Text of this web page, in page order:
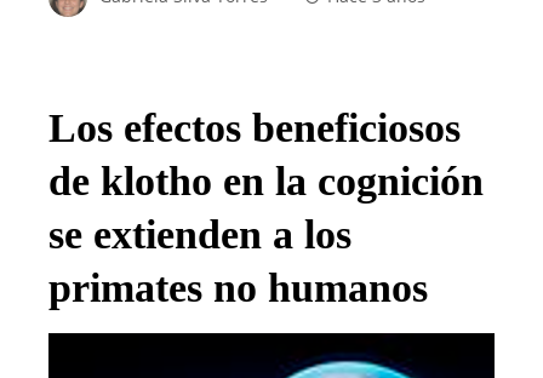
Los efectos beneficiosos
de klotho en la cognición
se extienden a los
primates no humanos